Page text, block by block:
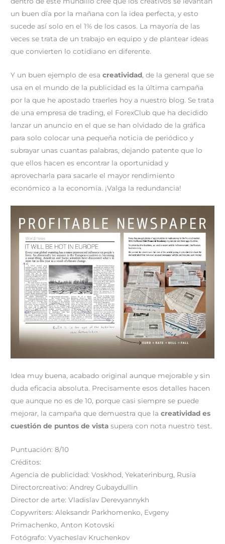
un buen día por la mañana con la idea perfecta, y esto
sucede así solo en el 1% de los casos. La mayoría de las
veces se trata de un trabajo en equipo y de plantear ideas
que convierten lo cotidiano en diferente.
Y un buen ejemplo de esacreatividad, de la general que se
usa en el mundo de la publicidad es la última campaña
por la que he apostado traerles hoy a nuestro blog. Se trata
de una empresa de trading, el ForexClub que ha decidido
lanzar un anuncio en el que se han olvidado de la gráfica
para solo colocar una pequeña noticia de periódico y
subrayar unas cuantas palabras, dejando patente que lo
que ellos hacen es encontrar la oportunidad y
aprovecharla para sacarle el mayor rendimiento
económico a la economía. ¡Valga la redundancia!
Idea muy buena, acabado original aunque mejorable y sin
duda eficacia absoluta. Precisamente esos detalles hacen
que aunque no es de 10, porque casi siempre se puede
mejorar, la campaña que demuestra que lacreatividad es
cuestión de puntos de vista supera con nota nuestro test.
Puntuación: 8/10
Créditos:
Agencia de publicidad: Voskhod, Yekaterinburg, Rusia
Directorcreativo: Andrey Gubaydullin
Director de arte: Vladislav Derevyannykh
Copywriters: Aleksandr Parkhomenko, Evgeny
Primachenko, Anton Kotovski
Fotógrafo: Vyacheslav Kruchenkov